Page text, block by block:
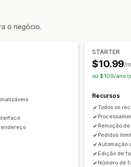
Geração de PDF
Segurança dos dados
o negócio.
STARTER
$10.99/
ou $109/ano
Recursos
Todos os
Remoção
Pedidos
Automação
Edição de
Número de